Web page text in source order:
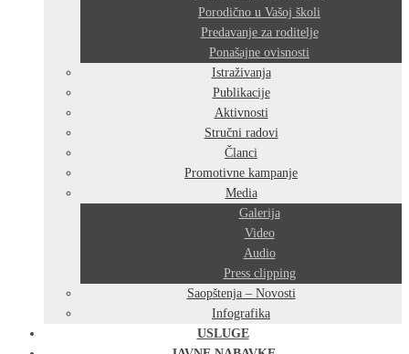
Porodično u Vašoj školi
Predavanje za roditelje
Ponašajne ovisnosti
Istraživanja
Publikacije
Aktivnosti
Stručni radovi
Članci
Promotivne kampanje
Media
Galerija
Video
Audio
Press clipping
Saopštenja – Novosti
Infografika
USLUGE